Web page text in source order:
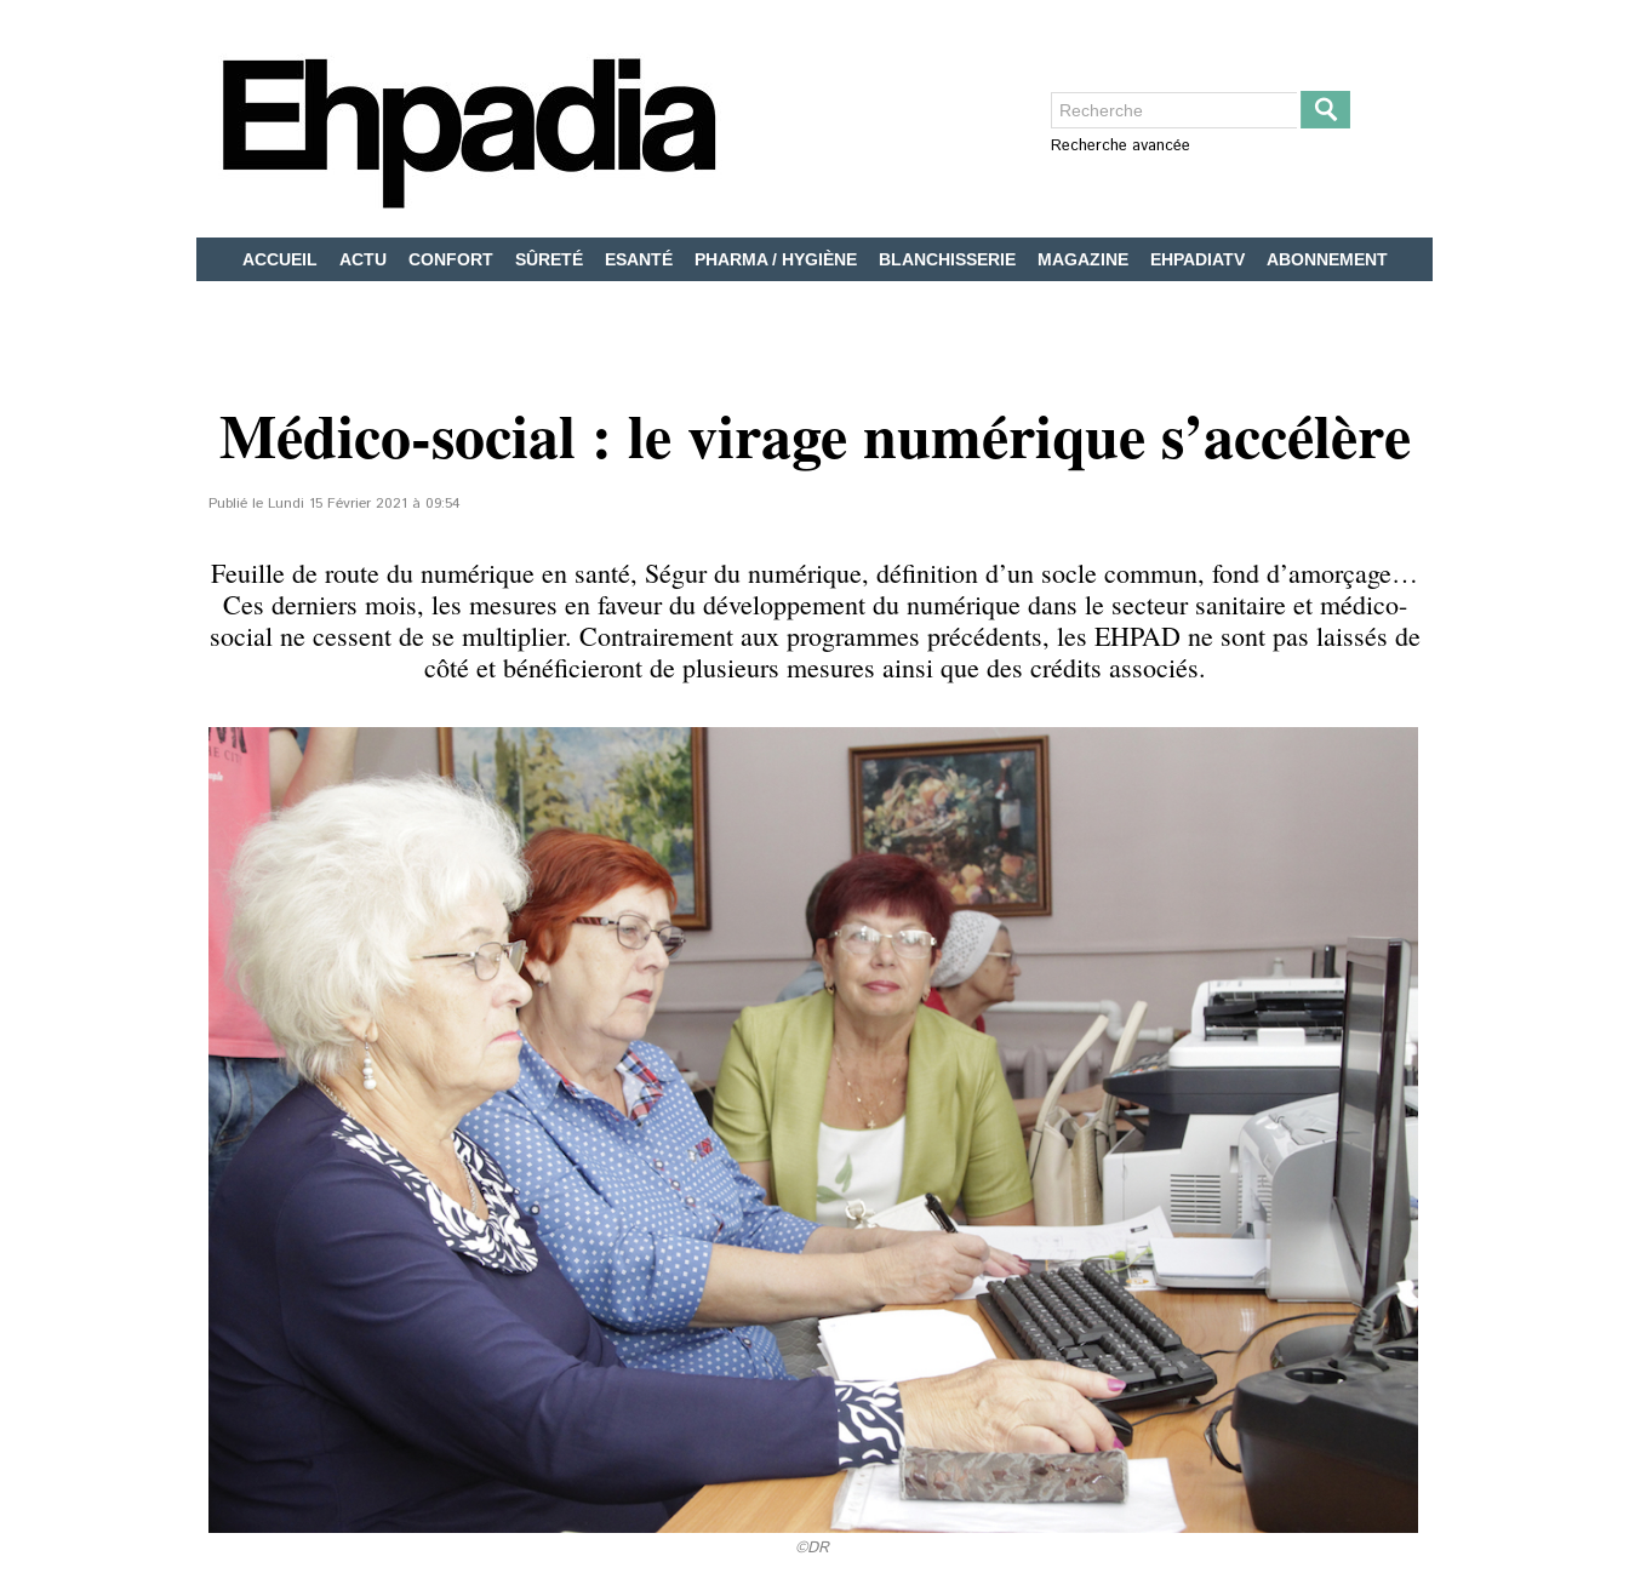
Recherche avancée
ACCUEIL ACTU CONFORT SÛRETÉ ESANTÉ PHARMA / HYGIÈNE BLANCHISSERIE MAGAZINE EHPADIATV ABONNEMENT
Médico-social : le virage numérique s’accélère
Publié le Lundi 15 Février 2021 à 09:54
Feuille de route du numérique en santé, Ségur du numérique, définition d’un socle commun, fond d’amorçage…
Ces derniers mois, les mesures en faveur du développement du numérique dans le secteur sanitaire et médico-
social ne cessent de se multiplier. Contrairement aux programmes précédents, les EHPAD ne sont pas laissés de
côté et bénéficieront de plusieurs mesures ainsi que des crédits associés.
©DR